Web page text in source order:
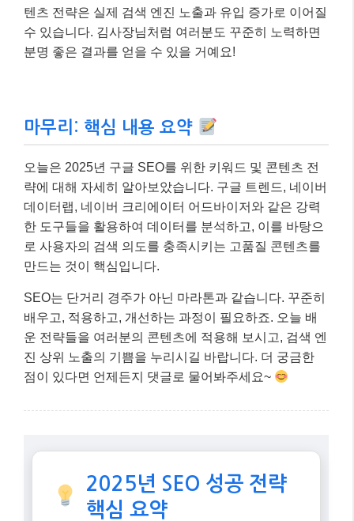
텐츠 전략은 실제 검색 엔진 노출과 유입 증가로 이어질
수 있습니다. 김사장님처럼 여러분도 꾸준히 노력하면
분명 좋은 결과를 얻을 수 있을 거예요!
마무리: 핵심 내용 요약
오늘은 2025년 구글 SEO를 위한 키워드 및 콘텐츠 전
략에 대해 자세히 알아보았습니다. 구글 트렌드, 네이버
데이터랩, 네이버 크리에이터 어드바이저와 같은 강력
한 도구들을 활용하여 데이터를 분석하고, 이를 바탕으
로 사용자의 검색 의도를 충족시키는 고품질 콘텐츠를
만드는 것이 핵심입니다.
SEO는 단거리 경주가 아닌 마라톤과 같습니다. 꾸준히
배우고, 적용하고, 개선하는 과정이 필요하죠. 오늘 배
운 전략들을 여러분의 콘텐츠에 적용해 보시고, 검색 엔
진 상위 노출의 기쁨을 누리시길 바랍니다. 더 궁금한
점이 있다면 언제든지 댓글로 물어봐주세요~
2025년 SEO 성공 전략
핵심 요약